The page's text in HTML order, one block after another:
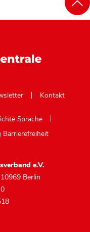
Kontakt
Sprache
Barrierefreiheit
e.V.
10969 Berlin